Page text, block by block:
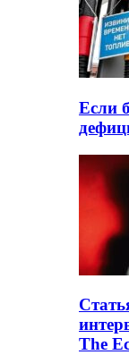
Если
The